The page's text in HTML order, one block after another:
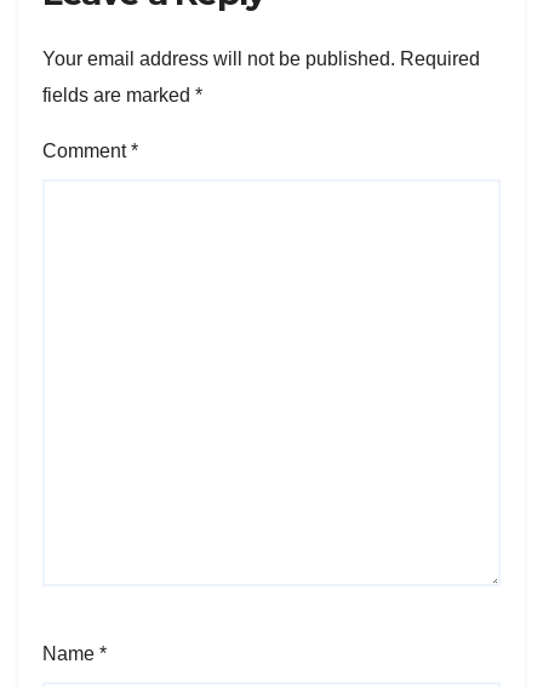
Your email address will not be published. Required
fields are marked *
Comment*
Name *